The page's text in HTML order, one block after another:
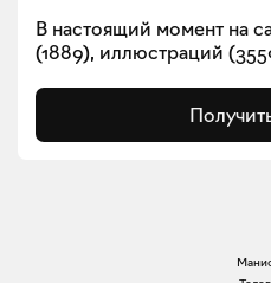
В настоящий момент на
(1889), иллюстраций (